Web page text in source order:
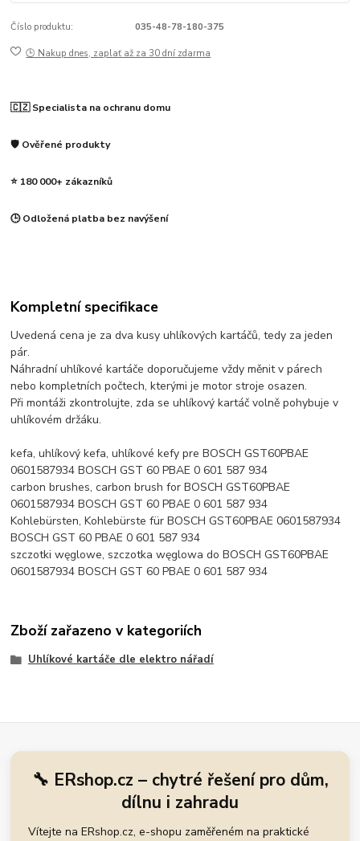
Číslo produktu: 035-48-78-180-375
🕒 Nakup dnes, zaplať až za 30 dní zdarma
🇨🇿 Specialista na ochranu domu
🛡️ Ověřené produkty
⭐ 180 000+ zákazníků
🕒 Odložená platba bez navýšení
Kompletní specifikace
Uvedená cena je za dva kusy uhlíkových kartáčů, tedy za jeden
pár.
Náhradní uhlíkové kartáče doporučujeme vždy měnit v párech
nebo kompletních počtech, kterými je motor stroje osazen.
Při montáži zkontrolujte, zda se uhlíkový kartáč volně pohybuje v
uhlíkovém držáku.
kefa, uhlíkový kefa, uhlíkové kefy pre BOSCH GST60PBAE
0601587934 BOSCH GST 60 PBAE 0 601 587 934
carbon brushes, carbon brush for BOSCH GST60PBAE
0601587934 BOSCH GST 60 PBAE 0 601 587 934
Kohlebürsten, Kohlebürste für BOSCH GST60PBAE 0601587934
BOSCH GST 60 PBAE 0 601 587 934
szczotki węglowe, szczotka węglowa do BOSCH GST60PBAE
0601587934 BOSCH GST 60 PBAE 0 601 587 934
Zboží zařazeno v kategoriích
Uhlíkové kartáče dle elektro nářadí
🔧 ERshop.cz – chytré řešení pro dům,
dílnu i zahradu
Vítejte na ERshop.cz, e-shopu zaměřeném na praktické